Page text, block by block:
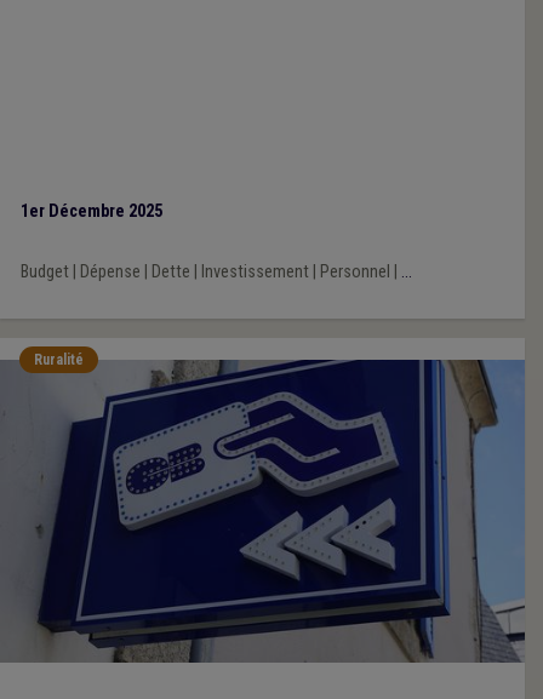
1er Décembre 2025
Budget| Dépense Dette Investissement| Personnel ...
Ruralité